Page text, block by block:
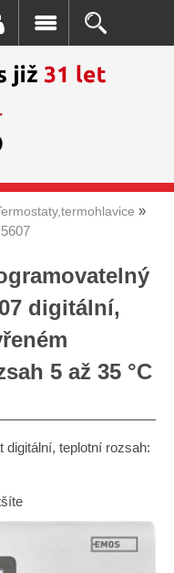
digitální,
5 až 35 °C
digitální, teplotní rozsah: